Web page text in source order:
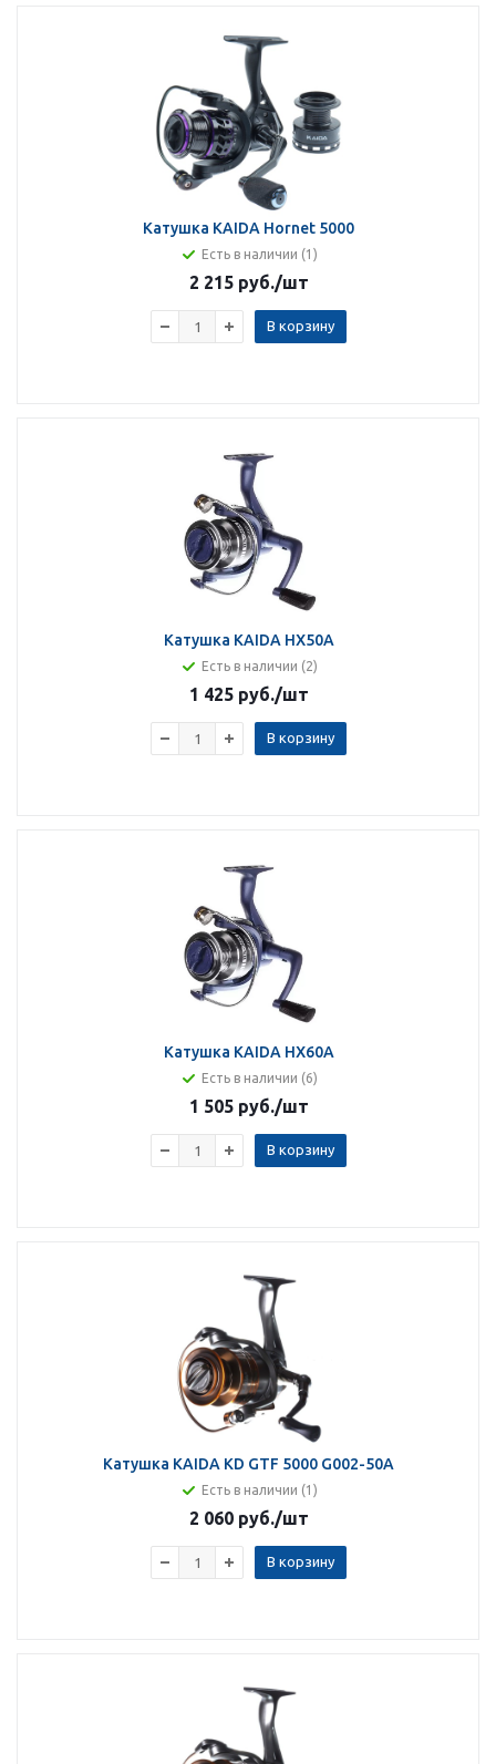
Катушка KAIDA Hornet 5000
Есть в наличии (1)
2 215 руб./шт
В корзину
Катушка KAIDA HX50A
Есть в наличии (2)
1 425 руб./шт
В корзину
Катушка KAIDA HX60A
Есть в наличии (6)
1 505 руб./шт
В корзину
Катушка KAIDA KD GTF 5000 G002-50A
Есть в наличии (1)
2 060 руб./шт
В корзину